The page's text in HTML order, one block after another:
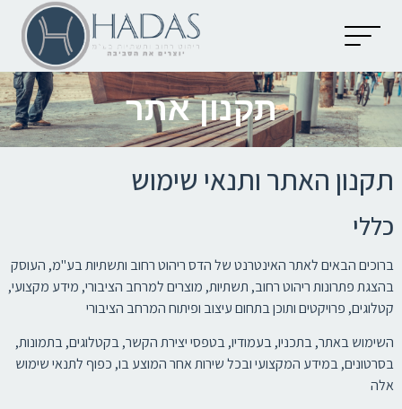
תקנון אתר
תקנון האתר ותנאי שימוש
כללי
ברוכים הבאים לאתר האינטרנט של הדס ריהוט רחוב ותשתיות בע"מ, העוסק
בהצגת פתרונות ריהוט רחוב, תשתיות, מוצרים למרחב הציבורי, מידע מקצועי,
קטלוגים, פרויקטים ותוכן בתחום עיצוב ופיתוח המרחב הציבורי
השימוש באתר, בתכניו, בעמודיו, בטפסי יצירת הקשר, בקטלוגים, בתמונות,
בסרטונים, במידע המקצועי ובכל שירות אחר המוצע בו, כפוף לתנאי שימוש
אלה